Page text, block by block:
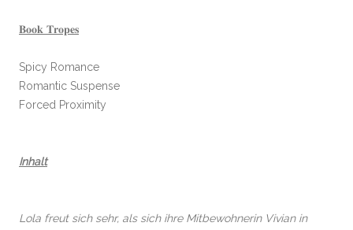
𝐁𝐨𝐨𝐤 𝐓𝐫𝐨𝐩𝐞𝐬
Spicy Romance
Romantic Suspense
Forced Proximity
Inhalt
Lola freut sich sehr, als sich ihre Mitbewohnerin Vivian in